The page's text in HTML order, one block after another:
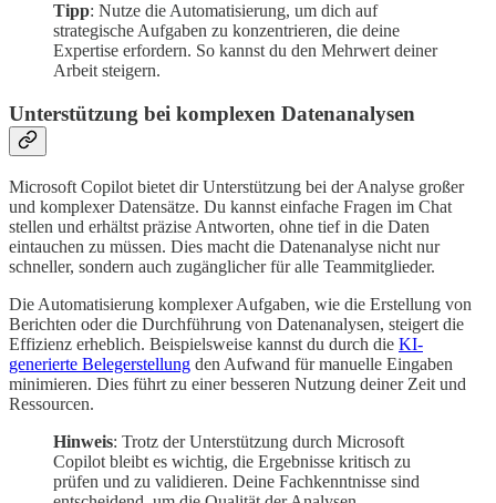
Tipp: Nutze die Automatisierung, um dich auf
strategische Aufgaben zu konzentrieren, die deine
Expertise erfordern. So kannst du den Mehrwert deiner
Arbeit steigern.
Unterstützung bei komplexen Datenanalysen
Microsoft Copilot bietet dir Unterstützung bei der Analyse großer
und komplexer Datensätze. Du kannst einfache Fragen im Chat
stellen und erhältst präzise Antworten, ohne tief in die Daten
eintauchen zu müssen. Dies macht die Datenanalyse nicht nur
schneller, sondern auch zugänglicher für alle Teammitglieder.
Die Automatisierung komplexer Aufgaben, wie die Erstellung von
Berichten oder die Durchführung von Datenanalysen, steigert die
Effizienz erheblich. Beispielsweise kannst du durch die KI-
generierte Belegerstellung den Aufwand für manuelle Eingaben
minimieren. Dies führt zu einer besseren Nutzung deiner Zeit und
Ressourcen.
Hinweis: Trotz der Unterstützung durch Microsoft
Copilot bleibt es wichtig, die Ergebnisse kritisch zu
prüfen und zu validieren. Deine Fachkenntnisse sind